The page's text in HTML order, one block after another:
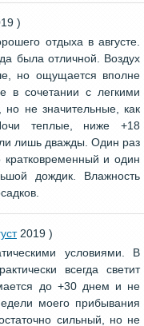
)
отдыха в августе.
была отличной. Воздух
но ощущается вполне
в сочетании с легкими
не значительные, как
теплые, ниже +18
лишь дважды. Один раз
и один
дождик. Влажность
2019 )
условиями. В
всегда светит
до +30 днем и не
моего прибывания
сильный, но не